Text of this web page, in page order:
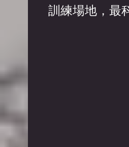
訓練場地，最